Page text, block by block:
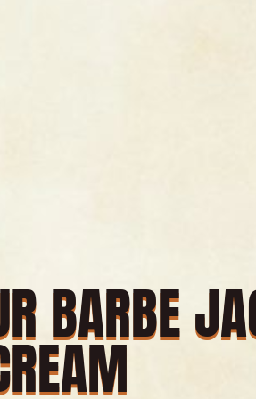
BARBE